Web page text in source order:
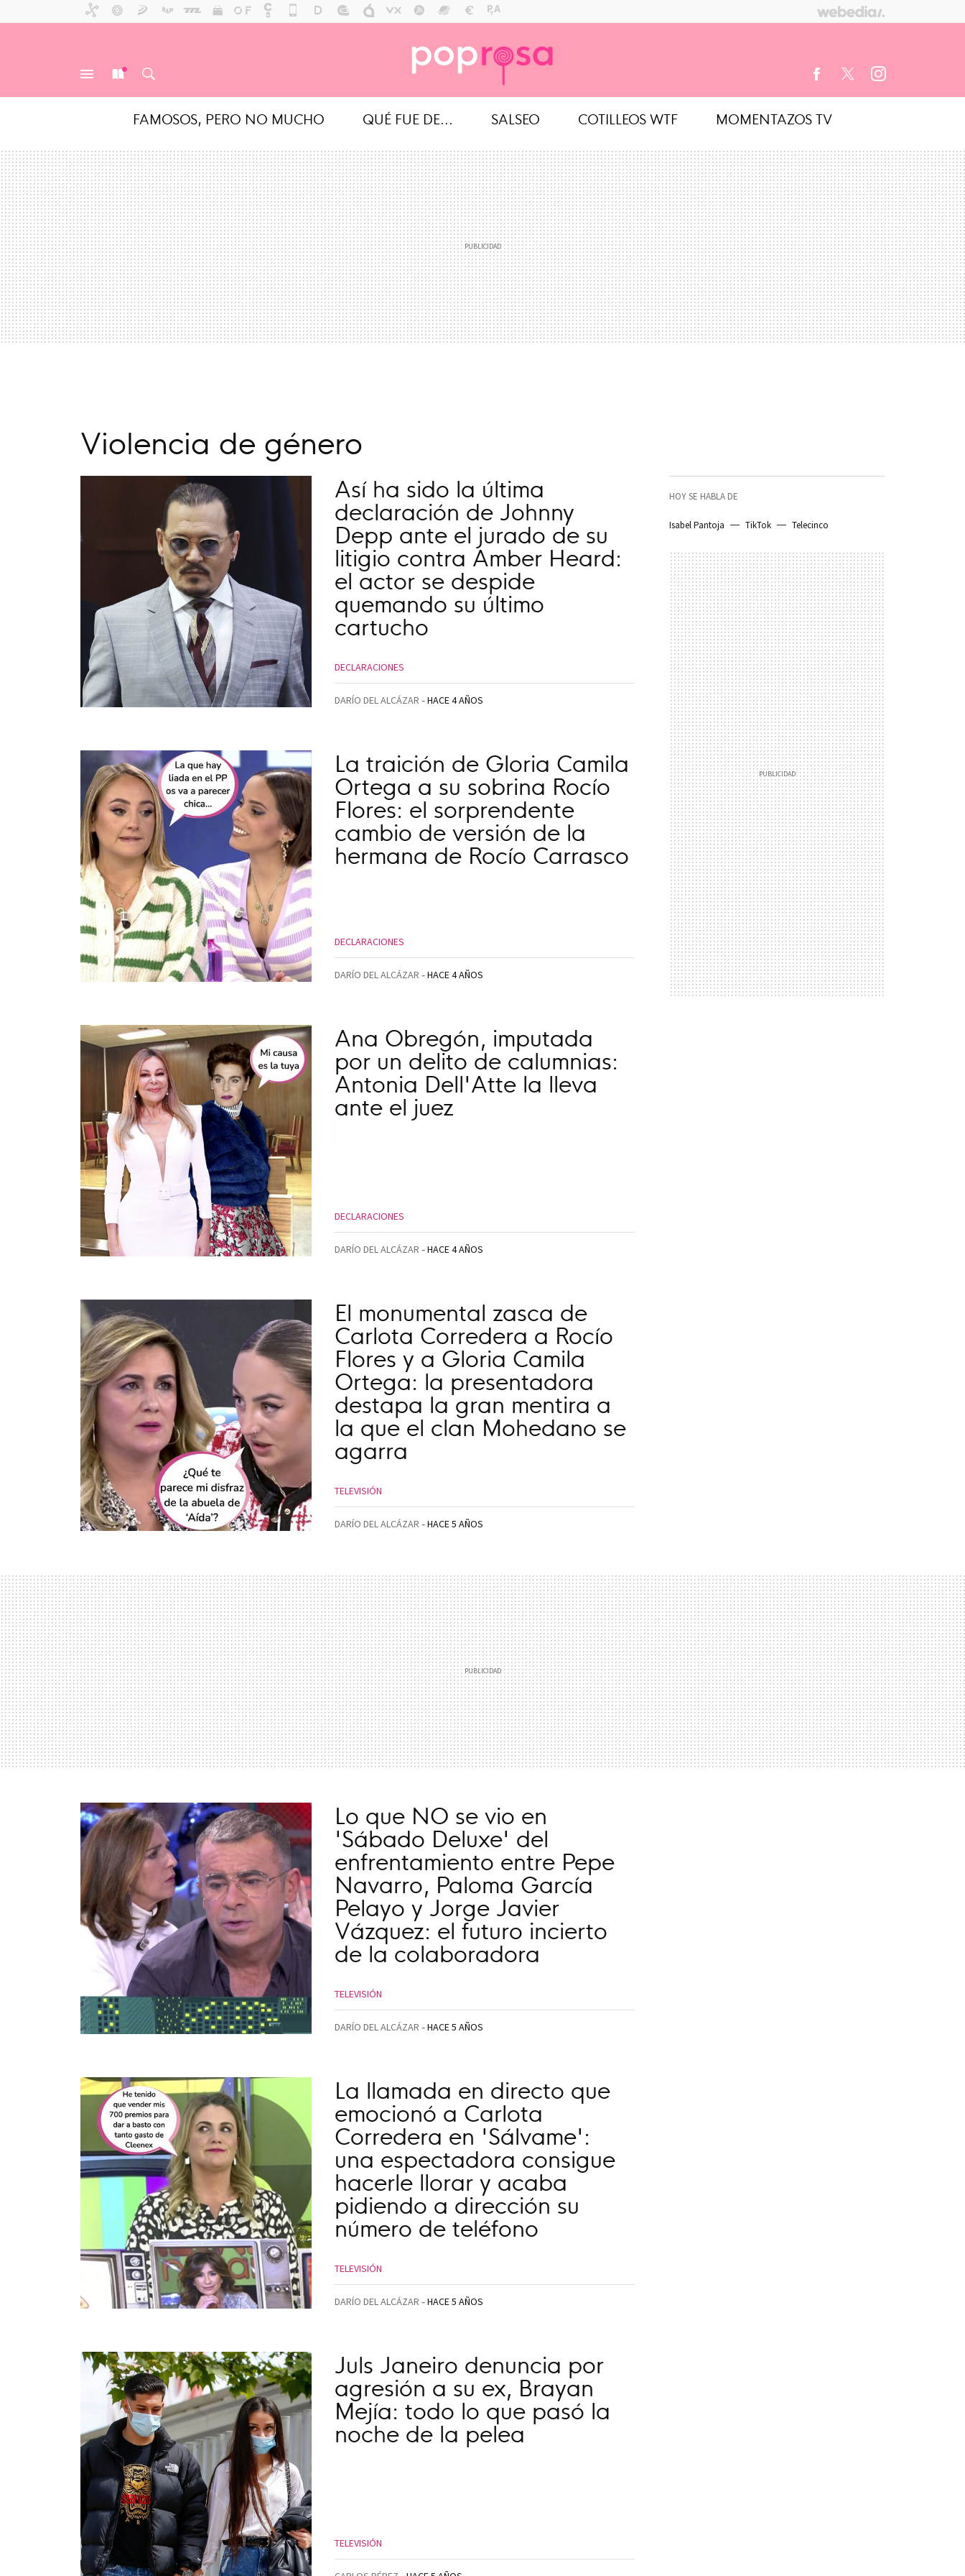
FAMOSOS, PERO NO MUCHO QUÉ FUE DE... SALSEO COTILLEOS WTF MOMENTAZOS TV
Violencia de género
HOY SE HABLA DE
Isabel Pantoja TikTok Telecinco
Así ha sido la última
declaración de Johnny
Depp ante el jurado de su
litigio contra Amber Heard:
el actor se despide
quemando su último
cartucho
DECLARACIONES
DARÍO DEL ALCÁZAR HACE 4 AÑOS
La traición de Gloria Camila
Ortega a su sobrina Rocío
Flores: el sorprendente
cambio de versión de la
hermana de Rocío Carrasco
DECLARACIONES
DARÍO DEL ALCÁZAR HACE 4 AÑOS
Ana Obregón, imputada
por un delito de calumnias:
Antonia Dell'Atte la lleva
ante el juez
DECLARACIONES
DARÍO DEL ALCÁZAR HACE 4 AÑOS
El monumental zasca de
Carlota Corredera a Rocío
Flores y a Gloria Camila
Ortega: la presentadora
destapa la gran mentira a
la que el clan Mohedano se
agarra
TELEVISIÓN
DARÍO DEL ALCÁZAR HACE 5 AÑOS
Lo que NO se vio en
'Sábado Deluxe' del
enfrentamiento entre Pepe
Navarro, Paloma García
Pelayo y Jorge Javier
Vázquez: el futuro incierto
de la colaboradora
TELEVISIÓN
DARÍO DEL ALCÁZAR HACE 5 AÑOS
La llamada en directo que
emocionó a Carlota
Corredera en 'Sálvame':
una espectadora consigue
hacerle llorar y acaba
pidiendo a dirección su
número de teléfono
TELEVISIÓN
DARÍO DEL ALCÁZAR HACE 5 AÑOS
Juls Janeiro denuncia por
agresión a su ex, Brayan
Mejía: todo lo que pasó la
noche de la pelea
TELEVISIÓN